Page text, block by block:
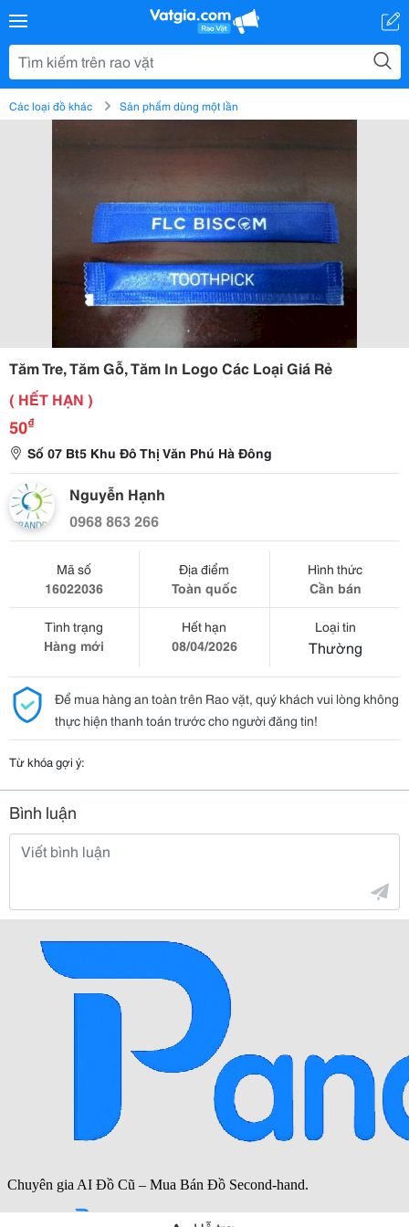
Các loại đồ khác Sản phẩm dùng một lần
Tăm Tre, Tăm Gỗ, Tăm In Logo Các Loại Giá Rẻ
( HẾT HẠN )
50₫
Số 07 Bt5 Khu Đô Thị Văn Phú Hà Đông
Nguyễn Hạnh
0968 863 266
Mã số
16022036
Địa điểm
Toàn quốc
Hình thức
Cần bán
Tình trạng
Hàng mới
Hết hạn
08/04/2026
Loại tin
Thường
Để mua hàng an toàn trên Rao vặt, quý khách vui lòng không
thực hiện thanh toán trước cho người đăng tin!
Từ khóa gợi ý:
Bình luận